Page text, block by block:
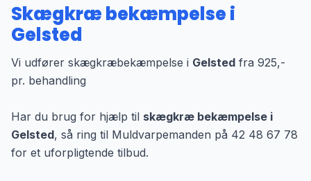
Skægkræ bekæmpelse i
Gelsted
Vi udfører skægkræbekæmpelse i Gelsted fra 925,-
pr. behandling
Har du brug for hjælp til skægkræ bekæmpelse i
Gelsted, så ring til Muldvarpemanden på 42 48 67 78
for et uforpligtende tilbud.